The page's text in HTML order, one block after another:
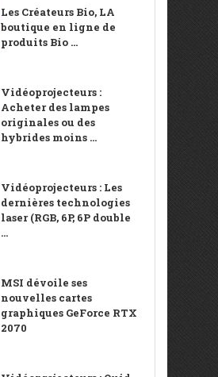
Les Créateurs Bio, LA
boutique en ligne de
produits Bio ...
Vidéoprojecteurs :
Acheter des lampes
originales ou des
hybrides moins ...
Vidéoprojecteurs : Les
dernières technologies
laser (RGB, 6P, 6P double
...
MSI dévoile ses
nouvelles cartes
graphiques GeForce RTX
2070